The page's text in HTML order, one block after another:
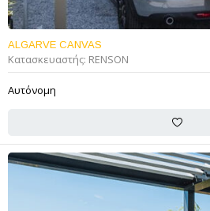
ALGARVE CANVAS
Κατασκευαστής: RENSON
Αυτόνομη